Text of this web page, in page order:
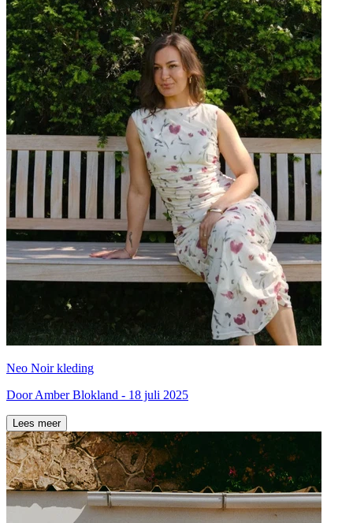
Neo Noir kleding
Door Amber Blokland - 18 juli 2025
Lees meer